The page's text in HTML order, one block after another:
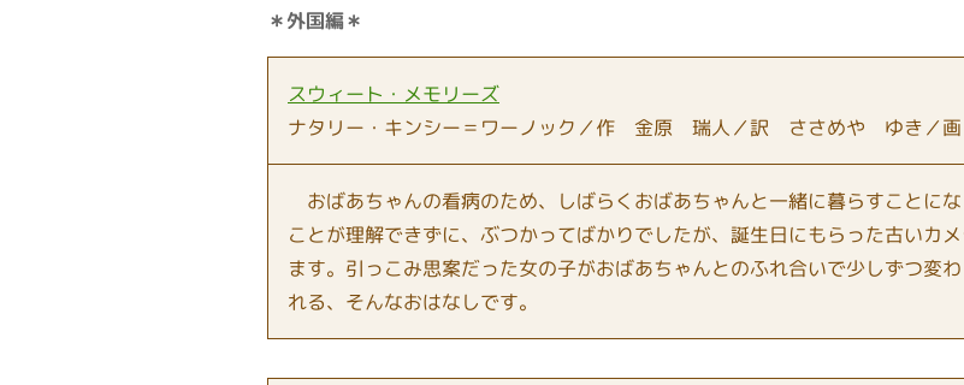
＊外国編＊
スウィート・メモリーズ
ナタリー・キンシー＝ワーノック／作 金原 瑞人／訳 ささめや ゆき／
おばあちゃんの看病のため、しばらくおばあちゃんと一緒に暮らすことに
ことが理解できずに、ぶつかってばかりでしたが、誕生日にもらった古いカ
ます。引っこみ思案だった女の子がおばあちゃんとのふれ合いで少しずつ変
れる、そんなおはなしです。